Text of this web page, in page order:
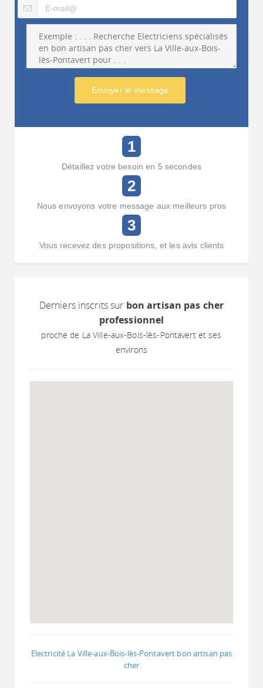
Envoyer le message
1
Détaillez votre besoin en 5 secondes
2
Nous envoyons votre message aux meilleurs pros
3
Vous recevez des propositions, et les avis clients
Derniers inscrits sur bon artisan pas cher
professionnel
proche de La Ville-aux-Bois-lès-Pontavert et ses
environs
Electricité La Ville-aux-Bois-lès-Pontavert bon artisan pas
cher